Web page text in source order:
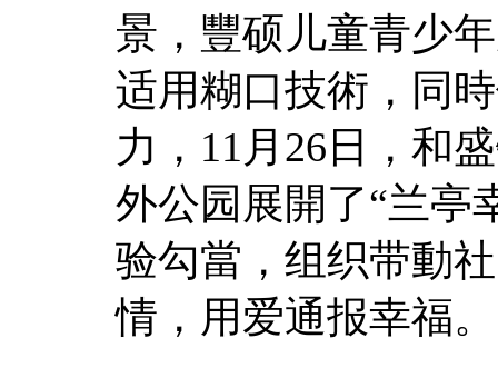
景，豐硕儿童青少
适用糊口技術，同
力，11月26日，和
外公园展開了“兰亭
验勾當，组织带動
情，用爱通报幸福。